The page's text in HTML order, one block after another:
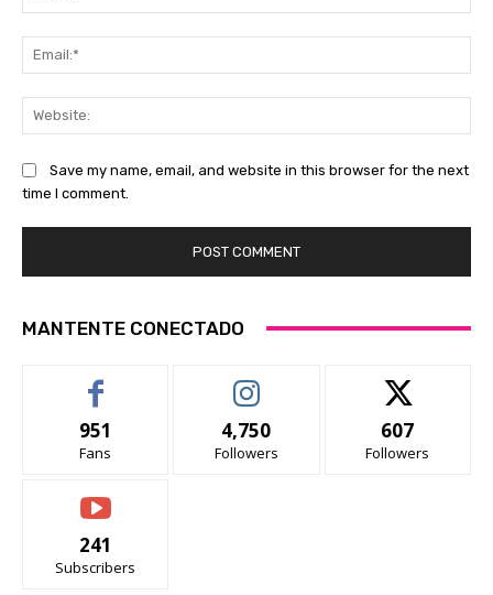
Save my name, email, and website in this browser for the next
time I comment.
MANTENTE CONECTADO
951
Fans
4,750
Followers
607
Followers
241
Subscribers